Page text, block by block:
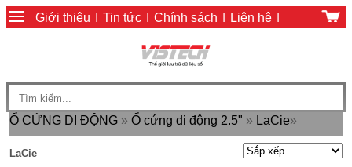
Giới thiệu Tin tức Chính sách Liên hệ
Giỏ hàng|Chính sách thanh toán
Ổ CỨNG DI ĐỘNG » Ổ cứng di động 2.5" » LaCie»
LaCie